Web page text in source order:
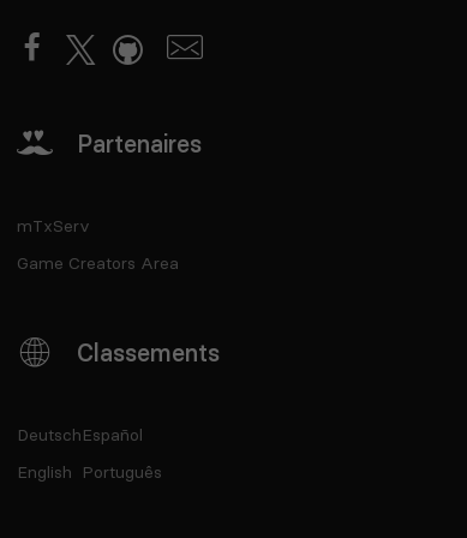
Partenaires
mTxServ
Game Creators Area
Classements
Deutsch
English
Español
Português